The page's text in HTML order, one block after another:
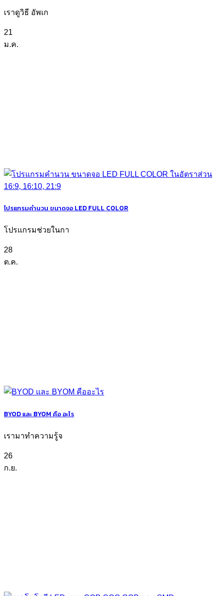
เราดูวิธี อัพเก
21
ม.ค.
โปรแกรมคำนวน ขนาดจอ LED FULL COLOR
โปรแกรมช่วยในกา
28
ต.ค.
BYOD และ BYOM คือ อะไร
เรามาทำความรู้จ
26
ก.ย.